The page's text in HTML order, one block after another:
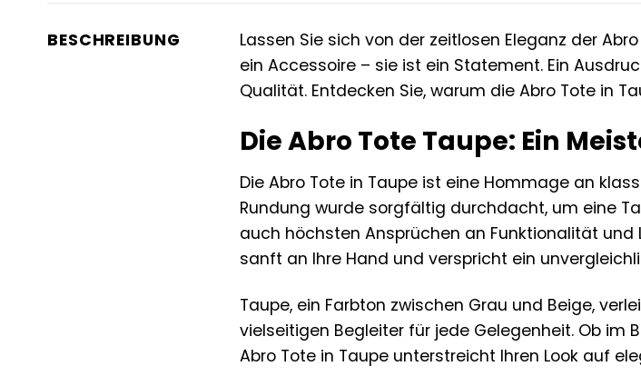
BESCHREIBUNG
Lassen Sie sich von der zeitlosen Eleganz der
ein Accessoire – sie ist ein Statement. Ein
Qualität. Entdecken Sie, warum die Abro Tote in
Die Abro Tote Taupe: Ein
Die Abro Tote in Taupe ist eine Hommage an
Rundung wurde sorgfältig durchdacht, um eine
auch höchsten Ansprüchen an Funktionalität
sanft an Ihre Hand und verspricht ein
Taupe, ein Farbton zwischen Grau und Beige,
vielseitigen Begleiter für jede Gelegenheit. Ob im
Abro Tote in Taupe unterstreicht Ihren Look auf